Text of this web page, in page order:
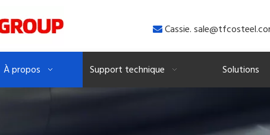
 Cassie.
À propos Support technique Solutions